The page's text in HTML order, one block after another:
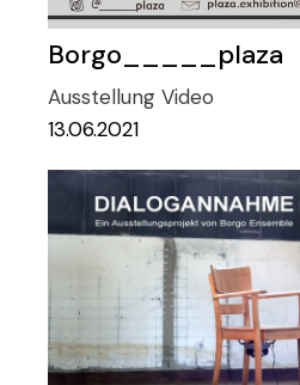
Borgo_____plaza
AusstellungVideo
13.06.2021